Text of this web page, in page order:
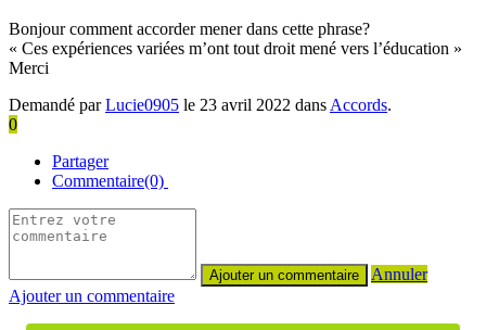
Bonjour comment accorder mener dans cette phrase?
« Ces expériences variées m’ont tout droit mené vers l’éducation »
Merci
Demandé parLucie0905 le 23 avril 2022 dans Accords.
0
Partager
Commentaire(0)
Annuler
Ajouter un commentaire